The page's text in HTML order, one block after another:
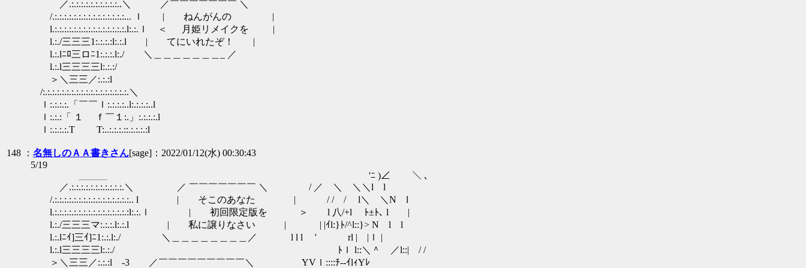
／.:.:.:.:.:.:.:.:.:.:..＼ ／￣￣￣￣￣￣￣ ＼
/.:.:.:.:.:.:.:.:.:.:.:.:.:.:.:... ｌ | ねんがんの |
l.:.:.:.:.:.:.:.:.:.:.:.:.:.:.:.l:.:.ｌ ＜ 月姫リメイクを |
l.:./三三三1:.:.:.:l:.:.l | てにいれたぞ！ |
l.:.lﾆﾛ三ロﾆ1:.:.:.l:./ ＼＿＿＿＿＿＿＿_ ／
l.:.l三三三三l:.:.:/
＞＼三三／:.:.:l
/:.:.:.:.:.:.:.:.:.:.:.:.:.:.:.:.:.:.＼
ｌ:.:.:.:.「￣￣ｌ:.:.:.:..l:.:.:.:..l
ｌ:.:.:「 １ ｆ￣１:.」:.:.:.:.l
ｌ:.:.:.:.T T:..:.:.:.::.:.:.:.:l
148 ： 名無しのＡＡ書きさん[sage]：2022/01/12(水) 00:30:43
5/19
＿＿＿ 'ﾆ )∠ ￣ ＼ 、
／.:.:.:.:.:.:.:.:.:.:.:.＼ ／ ￣￣￣￣￣￣￣ ＼ / ／ ＼ ＼＼l l
/.:.:.:.:.:.:.:.:.:.:.:.:.:.:.:.:.. l | そこのあなた | / / / l＼ ＼N l
l.:.:.:.:.:.:.:.:.:.:.:.:.:.:.:.:l:.:.ｌ | 初回限定版を ＞ l 八/+l ﾄ±ﾄ､ l |
l.:./三三三マ:.:.:.l:.:.l | 私に譲りなさい | | |ｲl:}ﾄ/^l::}> N l l
l.:.lﾆｲ]三ｲ]ﾆ1:.:.l:./ ＼＿＿＿＿＿＿＿＿／ l l l ' rl | |ｌ |
l.:.l三三三三l:.:./ ﾄｌ l::＼＾ ／l::| / /
＞＼三三／:.:.:l -3 ／￣￣￣￣￣￣￣￣￣＼ YVｌ::::ﾁ--ｲlｨYﾚ